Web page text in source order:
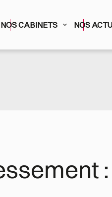
NOS CABINETS NOS
: